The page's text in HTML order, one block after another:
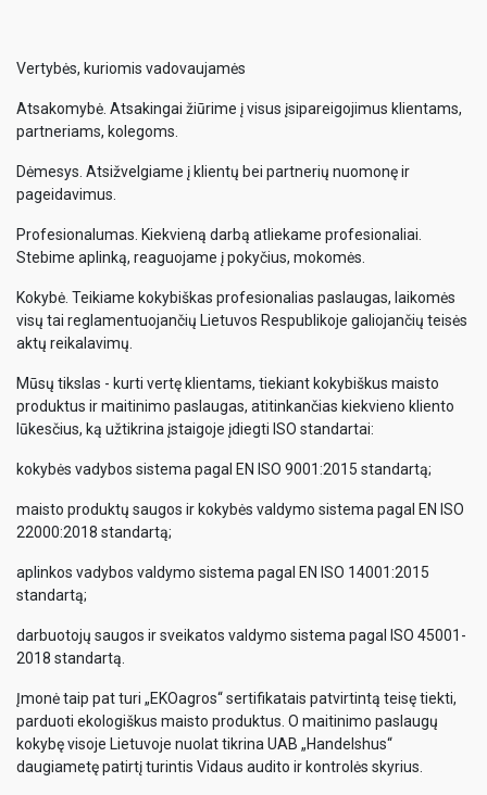
Vertybės, kuriomis vadovaujamės
Atsakomybė. Atsakingai žiūrime į visus įsipareigojimus klientams,
partneriams, kolegoms.
Dėmesys. Atsižvelgiame į klientų bei partnerių nuomonę ir
pageidavimus.
Profesionalumas. Kiekvieną darbą atliekame profesionaliai.
Stebime aplinką, reaguojame į pokyčius, mokomės.
Kokybė. Teikiame kokybiškas profesionalias paslaugas, laikomės
visų tai reglamentuojančių Lietuvos Respublikoje galiojančių teisės
aktų reikalavimų.
Mūsų tikslas - kurti vertę klientams, tiekiant kokybiškus maisto
produktus ir maitinimo paslaugas, atitinkančias kiekvieno kliento
lūkesčius, ką užtikrina įstaigoje įdiegti ISO standartai:
kokybės vadybos sistema pagal EN ISO 9001:2015 standartą;
maisto produktų saugos ir kokybės valdymo sistema pagal EN ISO
22000:2018 standartą;
aplinkos vadybos valdymo sistema pagal EN ISO 14001:2015
standartą;
darbuotojų saugos ir sveikatos valdymo sistema pagal ISO 45001-
2018 standartą.
Įmonė taip pat turi „EKOagros“ sertifikatais patvirtintą teisę tiekti,
parduoti ekologiškus maisto produktus. O maitinimo paslaugų
kokybę visoje Lietuvoje nuolat tikrina UAB „Handelshus“
daugiametę patirtį turintis Vidaus audito ir kontrolės skyrius.